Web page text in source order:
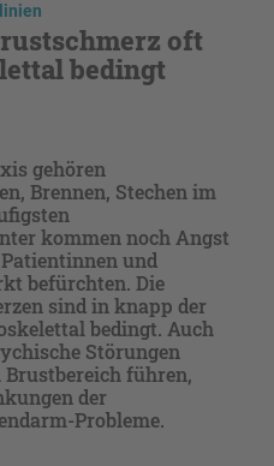
oft
bedingt
gehören
Brennen, Stechen im
kommen noch Angst
und
befürchten. Die
sind in knapp der
bedingt. Auch
Störungen
führen,
der
Probleme.